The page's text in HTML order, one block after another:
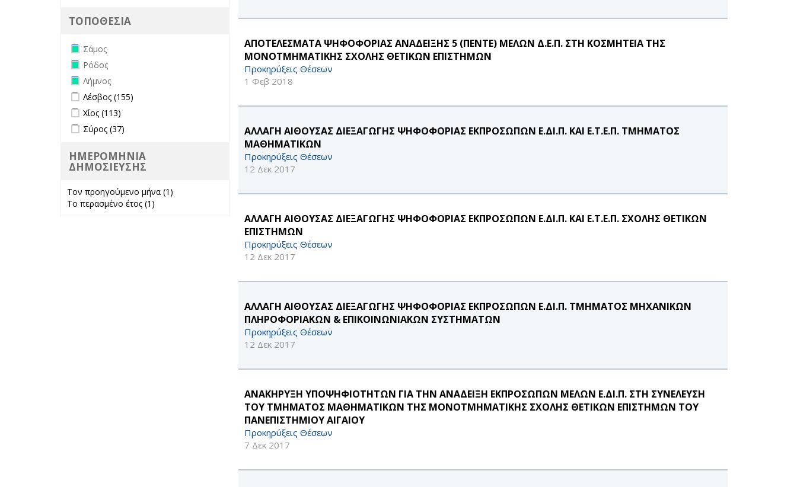
ΑΠΟΤΕΛΕΣΜΑΤΑ ΨΗΦΟΦΟΡΙΑΣ ΑΝΑΔΕΙΞΗΣ 5 (ΠΕΝΤΕ) ΜΕΛΩΝ Δ.Ε.Π. ΣΤΗ ΚΟΣΜΗΤΕΙΑ ΤΗΣ
ΜΟΝΟΤΜΗΜΑΤΙΚΗΣ ΣΧΟΛΗΣ ΘΕΤΙΚΩΝ ΕΠΙΣΤΗΜΩΝ
Προκηρύξεις Θέσεων
1 Φεβ 2018
ΑΛΛΑΓΗ ΑΙΘΟΥΣΑΣ ΔΙΕΞΑΓΩΓΗΣ ΨΗΦΟΦΟΡΙΑΣ ΕΚΠΡΟΣΩΠΩΝ Ε.ΔΙ.Π. ΚΑΙ Ε.Τ.Ε.Π. ΤΜΗΜΑΤΟΣ
ΜΑΘΗΜΑΤΙΚΩΝ
Προκηρύξεις Θέσεων
12 Δεκ 2017
ΑΛΛΑΓΗ ΑΙΘΟΥΣΑΣ ΔΙΕΞΑΓΩΓΗΣ ΨΗΦΟΦΟΡΙΑΣ ΕΚΠΡΟΣΩΠΩΝ Ε.ΔΙ.Π. ΚΑΙ Ε.Τ.Ε.Π. ΣΧΟΛΗΣ ΘΕΤΙΚΩΝ
ΕΠΙΣΤΗΜΩΝ
Προκηρύξεις Θέσεων
12 Δεκ 2017
ΑΛΛΑΓΗ ΑΙΘΟΥΣΑΣ ΔΙΕΞΑΓΩΓΗΣ ΨΗΦΟΦΟΡΙΑΣ ΕΚΠΡΟΣΩΠΩΝ Ε.ΔΙ.Π. ΤΜΗΜΑΤΟΣ ΜΗΧΑΝΙΚΩΝ
ΠΛΗΡΟΦΟΡΙΑΚΩΝ & ΕΠΙΚΟΙΝΩΝΙΑΚΩΝ ΣΥΣΤΗΜΑΤΩΝ
Προκηρύξεις Θέσεων
12 Δεκ 2017
ΑΝΑΚΗΡΥΞΗ ΥΠΟΨΗΦΙΟΤΗΤΩΝ ΓΙΑ ΤΗΝ ΑΝΑΔΕΙΞΗ ΕΚΠΡΟΣΩΠΩΝ ΜΕΛΩΝ Ε.ΔΙ.Π. ΣΤΗ ΣΥΝΕΛΕΥΣΗ
ΤΟΥ ΤΜΗΜΑΤΟΣ ΜΑΘΗΜΑΤΙΚΩΝ ΤΗΣ ΜΟΝΟΤΜΗΜΑΤΙΚΗΣ ΣΧΟΛΗΣ ΘΕΤΙΚΩΝ ΕΠΙΣΤΗΜΩΝ ΤΟΥ
ΠΑΝΕΠΙΣΤΗΜΙΟΥ ΑΙΓΑΙΟΥ
Προκηρύξεις Θέσεων
7 Δεκ 2017
ΤΟΠΟΘΕΣΙΑ
Remove Σάμος filter
Σάμος
Remove Ρόδος filter
Ρόδος
Remove Λήμνος filter
Λήμνος
Apply Λέσβος filter
Λέσβος (155)
Apply Χίος filter
Χίος (113)
Apply Σύρος filter
Σύρος (37)
ΗΜΕΡΟΜΗΝΙΑ
ΔΗΜΟΣΙΕΥΣΗΣ
Τον προηγούμενο μήνα (1)
Το περασμένο έτος (1)